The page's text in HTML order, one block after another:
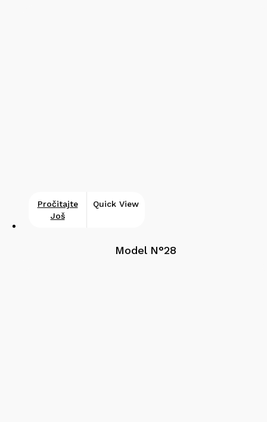
Pročitajte
Još
Quick View
Model N°28